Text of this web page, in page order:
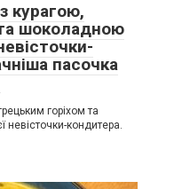
курагою,
шоколадною
пасочка
горіхом та
кондитера.